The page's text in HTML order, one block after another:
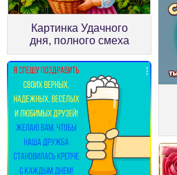
Картинка Удачного
дня, полного смеха